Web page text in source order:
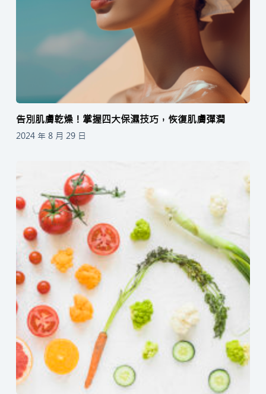
告別肌膚乾燥！掌握四大保濕技巧，恢復肌膚彈潤
2024 年 8 月 29 日